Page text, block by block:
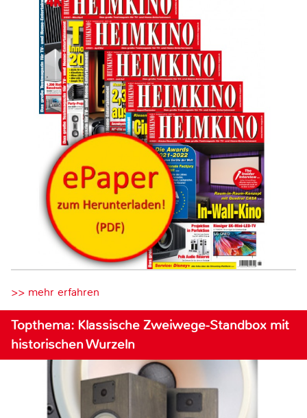
>> mehr erfahren
Topthema: Klassische Zweiwege-Standbox mit
historischen Wurzeln